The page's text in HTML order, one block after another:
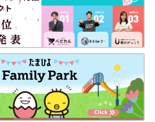
専門家監修】【6～8カ月】お出かけで
きないときでも、体をいっぱい使った室
内遊びをしよっ！
寝返り、おすわり、と日々できることが増えて
る６～８カ月ごろの赤ちゃん。そろそろ体を
っぱい使った遊びをさせたいけれど、どんな
ものがいいのか悩みませんか。体がしっかりし
てきたとはいえ、どこまでなら大丈夫なのかも
心配です。そこで、おすわり・はいはいができ
るようになるころの赤ちゃんの発達に合わせた
内遊びを相模女子大学学芸学部子ども教育学
・准教授の金元あゆみ先生に教えてもらいま
た。
ゃんは周囲への興味が高まる時期なので、
、さまざまなやさしい刺激を与えてあげま
てくれることが増えてくるころなので、マ
出てきますよ！